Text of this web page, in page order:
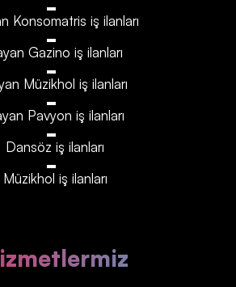
Konsomatris iş ilanları
Gazino iş ilanları
Müzikhol iş ilanları
Pavyon iş ilanları
Dansöz iş ilanları
Müzikhol iş ilanları